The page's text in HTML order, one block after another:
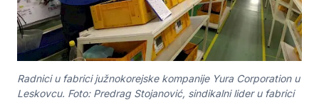
Radnici u fabrici južnokorejske kompanije Yura Corporation u
Leskovcu. Foto: Predrag Stojanović, sindikalni lider u fabrici